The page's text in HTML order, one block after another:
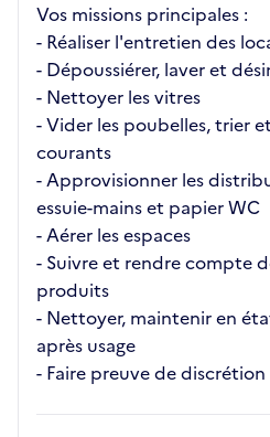
Vos missions principales :
- Réaliser l'entretien des
- Dépoussiérer, laver et
- Nettoyer les vitres
- Vider les poubelles, trier
courants
- Approvisionner les
essuie-mains et papier WC
- Aérer les espaces
- Suivre et rendre compte
produits
- Nettoyer, maintenir en
après usage
- Faire preuve de discrétion